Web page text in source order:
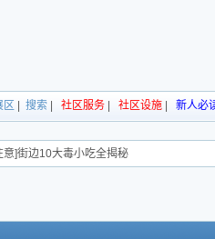
区 |搜索 社区服务 社区设施 新人必
]街边10大毒小吃全揭秘